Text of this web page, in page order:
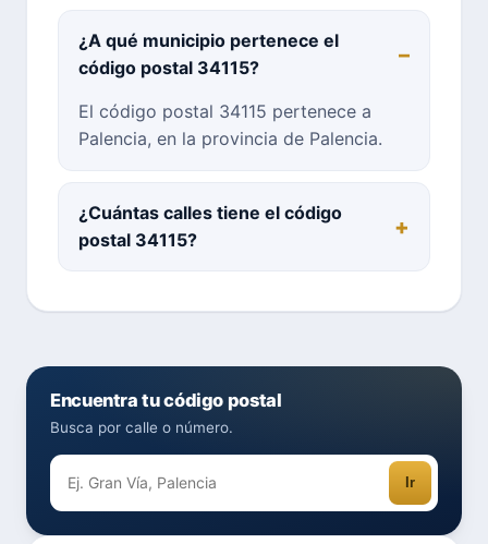
¿A qué municipio pertenece el
código postal 34115?
El código postal 34115 pertenece a
Palencia, en la provincia de Palencia.
¿Cuántas calles tiene el código
postal 34115?
Encuentra tu código postal
Busca por calle o número.
Ir